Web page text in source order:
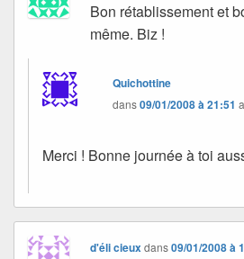
Bon rétablissement et
même. Biz !
Quichottine
dans09/01/2008 à 21:51
Merci ! Bonne journée à toi
d'éli cieuxdans09/01/2008 à